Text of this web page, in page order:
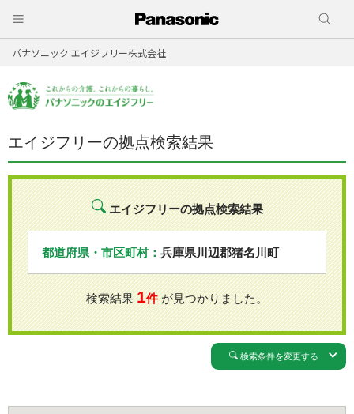
パナソニック エイジフリー株式会社
エイジフリーの拠点検索結果
エイジフリーの拠点検索結果
都道府県・市区町村：兵庫県川辺郡猪名川町
検索結果1件が見つかりました。
検索条件を変更する